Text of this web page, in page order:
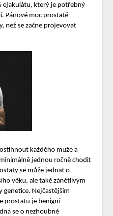
ejakulátu, který je potřebný
Pánové moc prostatě
než se začne projevovat
každého muže a
jednou ročně chodit
se může jednat o
věku, ale také zánětlivým
genetice. Nejčastějším
prostatu je benigní
se o nezhoubné